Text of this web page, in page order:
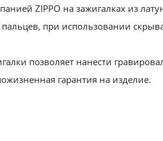
ZIPPO на зажигалках из
при использовании
позволяет нанести
гарантия на изделие.